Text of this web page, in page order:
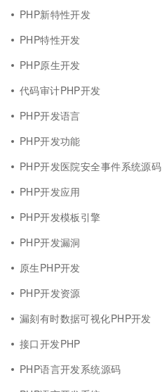
PHP新特性开发
PHP特性开发
PHP原生开发
代码审计PHP开发
PHP开发语言
PHP开发功能
PHP开发医院安全事件系统源码
PHP开发应用
PHP开发模板引擎
PHP开发漏洞
原生PHP开发
PHP开发资源
漏刻有时数据可视化PHP开发
接口开发PHP
PHP语言开发系统源码